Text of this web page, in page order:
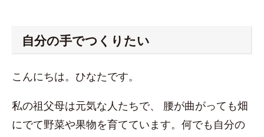
自分の手でつくりたい
こんにちは。ひなたです。
私の祖父母は元気な人たちで、 腰が曲がっても畑
にでて野菜や果物を育てています。何でも自分の